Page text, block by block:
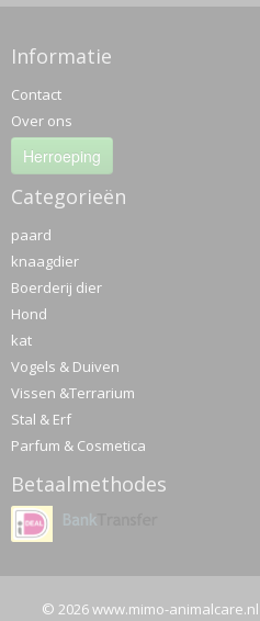
Informatie
Contact
Over ons
Herroeping
Categorieën
paard
knaagdier
Boerderij dier
Hond
kat
Vogels & Duiven
Vissen &Terrarium
Stal & Erf
Parfum & Cosmetica
Betaalmethodes
© 2026 www.mimo-